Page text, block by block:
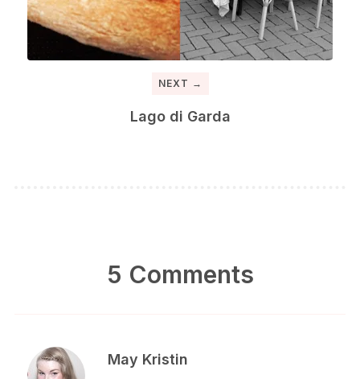
NEXT →
Lago di Garda
5 Comments
May Kristin